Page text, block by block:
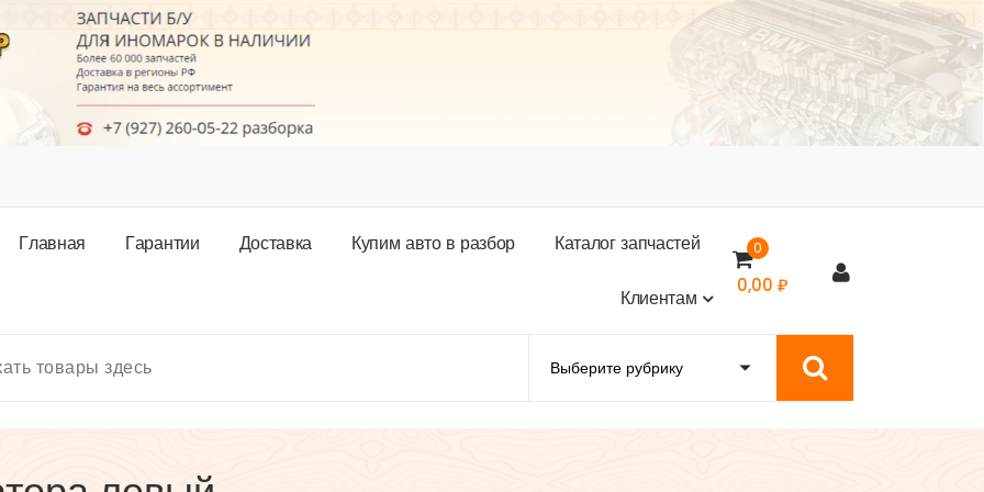
Главная Гарантии Доставка Купим авто в разбор Каталогзапчастей
Клиентам
0
0,00 ₽